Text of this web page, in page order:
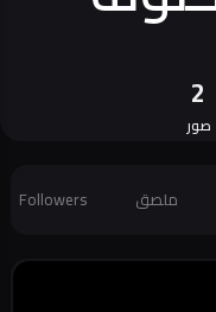
2
صور
ملصق Followers